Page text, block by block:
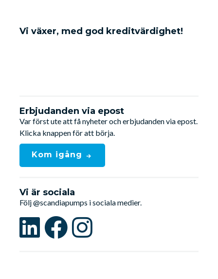
Vi växer, med god kreditvärdighet!
Erbjudanden via epost
Var först ute att få nyheter och erbjudanden via epost.
Klicka knappen för att börja.
Kom igång
Vi är sociala
Följ @scandiapumps i sociala medier.